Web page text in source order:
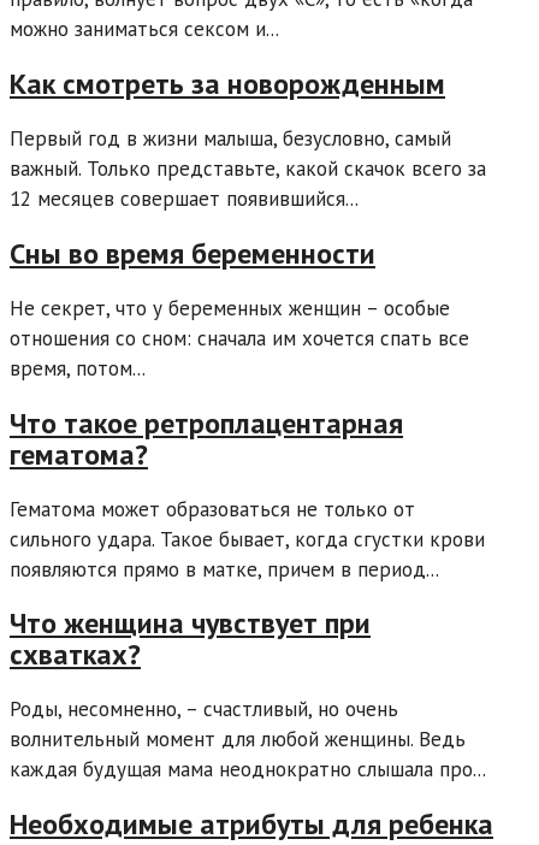
можно заниматься сексом и...
Как смотреть за новорожденным
Первый год в жизни малыша, безусловно, самый
важный. Только представьте, какой скачок всего за
12 месяцев совершает появившийся...
Сны во время беременности
Не секрет, что у беременных женщин – особые
отношения со сном: сначала им хочется спать все
время, потом...
Что такое ретроплацентарная
гематома?
Гематома может образоваться не только от
сильного удара. Такое бывает, когда сгустки крови
появляются прямо в матке, причем в период...
Что женщина чувствует при
схватках?
Роды, несомненно, – счастливый, но очень
волнительный момент для любой женщины. Ведь
каждая будущая мама неоднократно слышала про...
Необходимые атрибуты для ребенка